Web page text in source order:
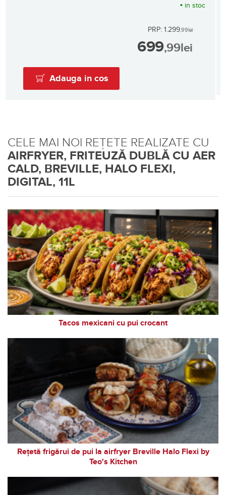
• in stoc
PRP: 1.299,99lei
699,99lei
Adauga in cos
CELE MAI NOI REȚETE REALIZATE CU
AIRFRYER, FRITEUZĂ DUBLĂ CU AER
CALD, BREVILLE, HALO FLEXI,
DIGITAL, 11L
Tacos mexicani cu pui crocant
Rețetă frigărui de pui la airfryer Breville Halo Flexi by
Teo's Kitchen